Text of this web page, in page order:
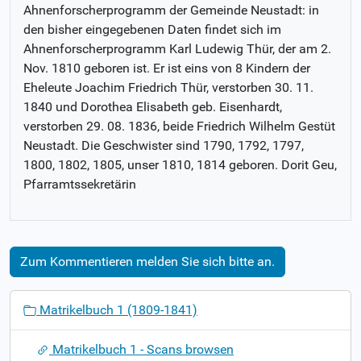
Ahnenforscherprogramm der Gemeinde Neustadt: in
den bisher eingegebenen Daten findet sich im
Ahnenforscherprogramm Karl Ludewig Thür, der am 2.
Nov. 1810 geboren ist. Er ist eins von 8 Kindern der
Eheleute Joachim Friedrich Thür, verstorben 30. 11.
1840 und Dorothea Elisabeth geb. Eisenhardt,
verstorben 29. 08. 1836, beide Friedrich Wilhelm Gestüt
Neustadt. Die Geschwister sind 1790, 1792, 1797,
1800, 1802, 1805, unser 1810, 1814 geboren. Dorit Geu,
Pfarramtssekretärin
Zum Kommentieren melden Sie sich bitte an.
Matrikelbuch 1 (1809-1841)
Matrikelbuch 1 - Scans browsen